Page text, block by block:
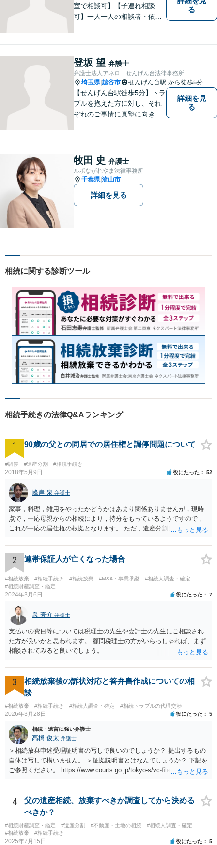
室で相談可】【子連れ相談
可】一人一人の相談者・依頼
適切かつ速やかに解決いたし
ます。 お気軽にご相談くださ
い。
る
登坂 望 弁護士
弁護士法人アネロ せんげん台法律事務所
埼玉県|越谷市 せんげん台駅 から徒歩5分
【せんげん台駅徒歩5分】トラ
ブルを抱えた方に対し、それ
ぞれのご事情に真摯に向き合
金、 労働、企業法務など、多
岐に渡る分野に精通していま
す。お困りごとはお気軽にご
連絡ください。
詳細を見
る
牧田 史 弁護士
ルポながれやま法律事務所
千葉県|流山市
詳細を見る
相続に関する診断ツール
相続手続きの法律Q&Aランキング
1 90歳の父との同居での居住権と調停問題について
#調停 #遺産分割 #相続手続き
2018年5月9日 役にたった 52
峰岸 泉 弁護士
家事，料理，雑用をやったかどうかはあまり関係ありませんが，現時
点で，一応母親からの相続により，持分をもっているようですので，
これが一応の居住権の根拠となります。 ただ，遺産分割により，母の
2 連帯保証人が亡くなった場合
#相続放棄 #相続手続き #相続放棄 #M&A・事業承継
#相続人調査・確定
#相続財産調査・鑑定
2024年3月6日 役にたった 7
泉 亮介 弁護士
支払いの費目等については税理士の先生や会計士の先生にご相談され
た方が良いかと思われます。 顧問税理士の方がいらっしゃれば、まず
相談されてみると良いでしょう。
3
相続放棄後の訴状対応と答弁書作成についての相
談
#相続放棄 #相続手続き #相続人調査・確定 #相続トラブルの代理交渉
2026年3月28日 役にたった 5
相続・遺言に強い弁護士
髙橋 俊太 弁護士
＞相続放棄申述受理証明書の写しで良いのでしょうか？ 提出するもの
自体は写しで構いません。 ＞証拠説明書とはなんでしょうか？ 下記を
ご参照ください。 https://www.courts.go.jp/tokyo-s/vc-files/tokyo-s/file/
4
父の遺産相続、放棄すべきか調査してから決める
べきか？
#相続財産調査・鑑定 #遺産分割 #不動産・土地の相続
#相続人調査・確定
#相続放棄
#相続手続き
2025年7月15日 役にたった 5